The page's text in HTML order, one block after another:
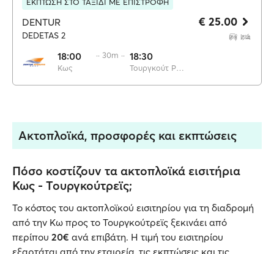
DENTUR
DEDETAS 2
18:00
Κως
·· 30m ·· 18:30
Τουργκούτ Ρεΐς
€ 25.00
Ακτοπλοϊκά, προσφορές και εκπτώσεις
Πόσο κοστίζουν τα ακτοπλοϊκά εισιτήρια
Κως - Τουργκούτρεϊς;
Το κόστος του ακτοπλοϊκού εισιτηρίου για τη διαδρομή
από την Κω προς το Τουργκούτρεϊς ξεκινάει από
περίπου 20€ ανά επιβάτη. Η τιμή του εισιτηρίου
εξαρτάται από την εταιρεία, τις εκπτώσεις και τις